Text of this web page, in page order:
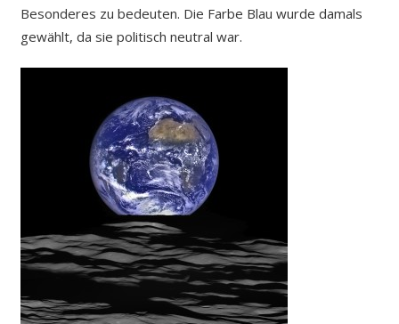
Besonderes zu bedeuten. Die Farbe Blau wurde damals
gewählt, da sie politisch neutral war.